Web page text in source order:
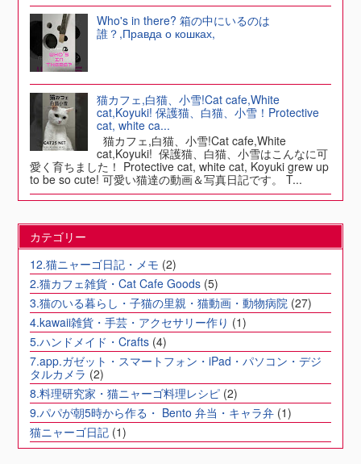
Who's in there? 箱の中にいるのは
誰？,Правда о кошках,
猫カフェ,白猫、小雪!Cat cafe,White
cat,Koyuki! 保護猫、白猫、小雪！Protective
cat, white ca...
猫カフェ,白猫、小雪!Cat cafe,White
cat,Koyuki! 保護猫、白猫、小雪はこんなに可
愛く育ちました！ Protective cat, white cat, Koyuki grew up
to be so cute! 可愛い猫達の動画＆写真日記です。 T...
カテゴリー
12.猫ニャーゴ日記・メモ (2)
2.猫カフェ雑貨・Cat Cafe Goods (5)
3.猫のいる暮らし・子猫の里親・猫動画・動物病院 (27)
4.kawaii雑貨・手芸・アクセサリー作り (1)
5.ハンドメイド・Crafts (4)
7.app.ガゼット・スマートフォン・iPad・パソコン・デジ
タルカメラ (2)
8.料理研究家・猫ニャーゴ料理レシピ (2)
9.パパが朝5時から作る・ Bento 弁当・キャラ弁 (1)
猫ニャーゴ日記 (1)